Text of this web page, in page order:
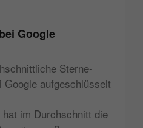
Google
Sterne-
Google aufgeschlüsselt
im Durchschnitt die